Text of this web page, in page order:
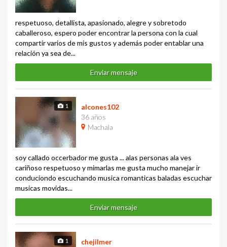
respetuoso, detallista, apasionado, alegre y sobretodo
caballeroso, espero poder encontrar la persona con la cual
compartir varios de mis gustos y además poder entablar una
relación ya sea de...
Enviar mensaje
1
alcones102
36 años
Machala
soy callado occerbador me gusta ... alas personas ala ves
cariñoso respetuoso y mimarlas me gusta mucho manejar ir
conduciondo escuchando musica romanticas baladas escuchar
musicas movidas...
Enviar mensaje
1
chejilmer